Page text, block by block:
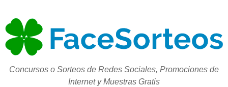
Concursos o Sorteos de Redes Sociales, Promociones de
Internet y Muestras Gratis